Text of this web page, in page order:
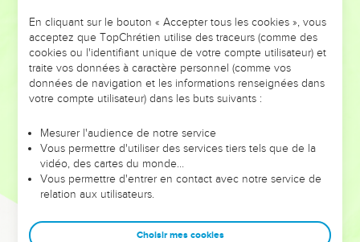
NE MANQUEZ PAS L’ÉVÉNEMENT
DE L’ANNÉE !
ET SI LEURS ERREURS POUVAIENT VOUS ÉVITER LES
VOTRES ?
leur foi ou leur vision. Mais on voit moins les doutes, les erreurs
et les saisons difficiles qu'ils ont traversés, alors même que ce
sont elles qui les ont façonnés.
Dans cette conférence, leaders, entrepreneurs, et responsables
clés pour avancer avec plus de sagesse afin que leurs erreurs
En cliquant sur le bouton « Accepter tous les cookies », vous
acceptez que TopChrétien utilise des traceurs (comme des
cookies ou l'identifiant unique de votre compte utilisateur) et
traite vos données à caractère personnel (comme vos
données de navigation et les informations renseignées dans
votre compte utilisateur) dans les buts suivants :
Mesurer l'audience de notre service
Vous permettre d'utiliser des services tiers tels que de la
vidéo, des cartes du monde…
Vous permettre d'entrer en contact avec notre service de
relation aux utilisateurs.
Choisir mes cookies